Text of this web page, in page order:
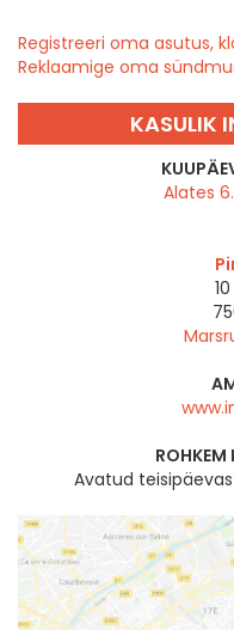
Registreeri oma asutus,
Reklaamige oma
KASULIK
Alates
Avatud